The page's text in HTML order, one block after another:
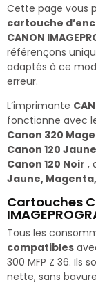
Cette page vous
cartouche
CANON
référençons
adaptés à ce
erreur.
L’imprimante
fonctionne avec
Canon 320
Canon 120
Canon 120 Noir ,
Jaune,
Cartouches
Tous les
compatibles
300 MFP Z 36. Ils
nette, sans